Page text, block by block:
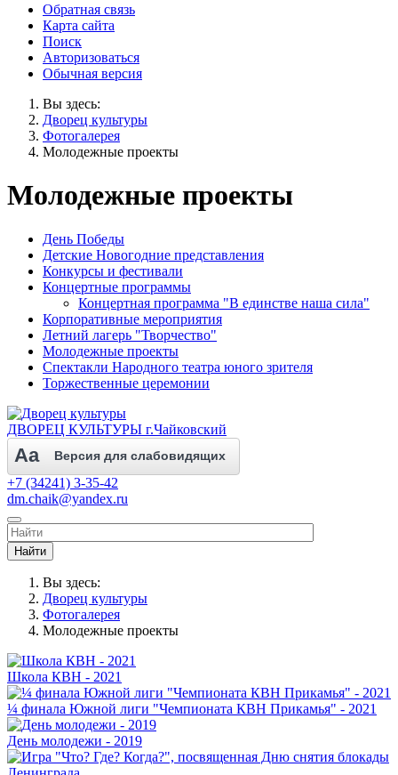
Обратная связь
Карта сайта
Поиск
Авторизоваться
Обычная версия
Вы здесь:
Дворец культуры
Фотогалерея
Молодежные проекты
Молодежные проекты
День Победы
Детские Новогодние представления
Конкурсы и фестивали
Концертные программы
Концертная программа "В единстве наша сила"
Корпоративные мероприятия
Летний лагерь "Творчество"
Молодежные проекты
Спектакли Народного театра юного зрителя
Торжественные церемонии
ДВОРЕЦ КУЛЬТУРЫ г.Чайковский
Aa Версия для слабовидящих
+7 (34241) 3-35-42
dm.chaik@yandex.ru
Найти
Вы здесь:
Дворец культуры
Фотогалерея
Молодежные проекты
Школа КВН - 2021
¼ финала Южной лиги "Чемпионата КВН Прикамья" - 2021
День молодежи - 2019